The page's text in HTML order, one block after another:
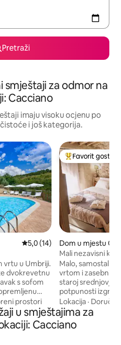
Pretraži
smještaji za odmor na
Cacciano
imaju visoku ocjenu po
i još kategorija.
Prosječna ocjena: 5,0 od 5,
5,0 (14)
km
vrtu u Umbriji.
dvokrevetnu
s sofom
vrt:
je tišina,
prostori
Glavni favorit
Favorit gostiju
Dom u mjestu
ommenda
Mali nezavisni
Malo,
vrtom i zasebnim
staroj
potpunosti
uređenoj u
stilu. Korisna
kvadratna metra.
mjestu, s
Lokacija · Doručak
u smještajima za
Cacciano